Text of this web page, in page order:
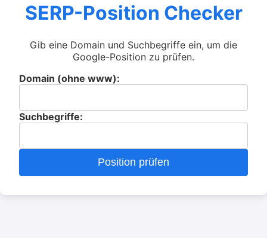
SERP-Position Checker
Gib eine Domain und Suchbegriffe ein, um die
Google-Position zu prüfen.
Domain (ohne www):
Suchbegriffe: